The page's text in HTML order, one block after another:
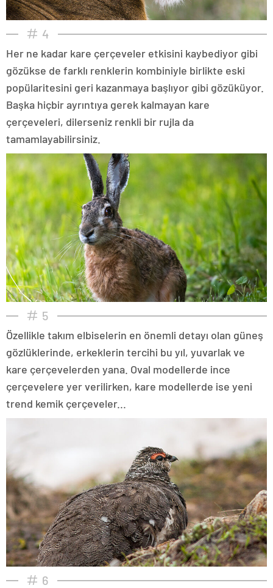
4
Her ne kadar kare çerçeveler etkisini kaybediyor gibi
gözükse de farklı renklerin kombiniyle birlikte eski
popülaritesini geri kazanmaya başlıyor gibi gözüküyor.
Başka hiçbir ayrıntıya gerek kalmayan kare
çerçeveleri, dilerseniz renkli bir rujla da
tamamlayabilirsiniz.
5
Özellikle takım elbiselerin en önemli detayı olan güneş
gözlüklerinde, erkeklerin tercihi bu yıl, yuvarlak ve
kare çerçevelerden yana. Oval modellerde ince
çerçevelere yer verilirken, kare modellerde ise yeni
trend kemik çerçeveler...
6